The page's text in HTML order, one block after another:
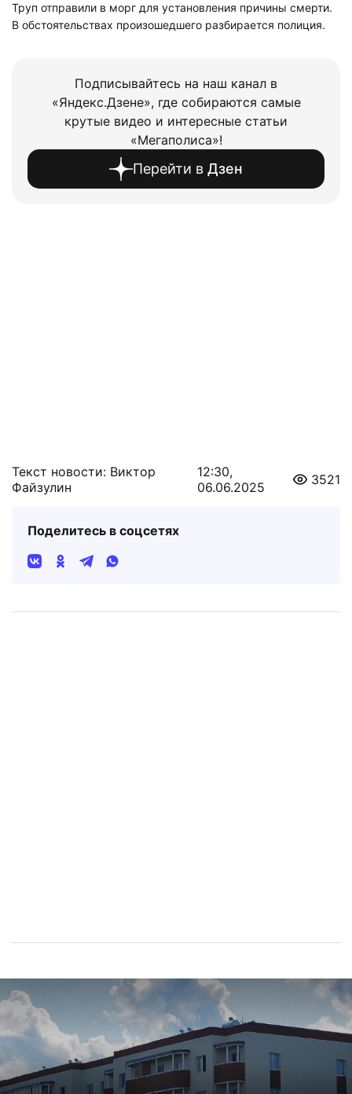
Труп отправили в морг для установления причины смерти.
В обстоятельствах произошедшего разбирается полиция.
Подписывайтесь на наш канал в
«Яндекс.Дзене», где собираются самые
крутые видео и интересные статьи
«Мегаполиса»!
Перейти в Дзен
Текст новости: Виктор
Файзулин
12:30,
06.06.2025
3521
Поделитесь в соцсетях